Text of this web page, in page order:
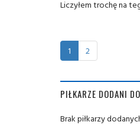
Liczyłem trochę na
1 2
PIŁKARZE DODANI
Brak piłkarzy